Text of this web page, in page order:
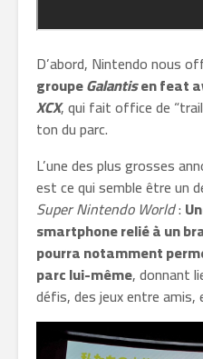
D’abord, Nintendo nous
groupeGalantisen feat
XCX, qui fait office de
ton du parc.
L’une des plus grosses
est ce qui semble être un
Super Nintendo World:
smartphone relié à un
pourra notamment
parc lui-même, donnant
défis, des jeux entre amis,